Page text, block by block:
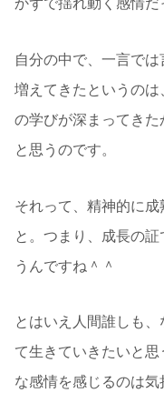
かずで揺れ動く感情だ
自分の中で、一言で
増えてきたというのは
の学びが深まってきた
と思うのです。
それって、精神的に成
と。つまり、成長の
うんですね＾＾
とはいえ人間誰しも
て生きていきたいと
な感情を感じるのは